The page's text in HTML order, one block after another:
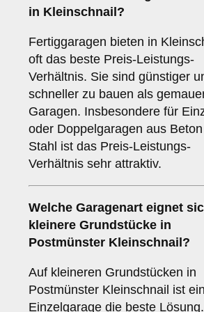
in Kleinschnail?
Fertiggaragen bieten in
oft das beste Preis-Leistungs-
Verhältnis. Sie sind günstiger
schneller zu bauen als
Garagen. Insbesondere für
oder Doppelgaragen aus
Stahl ist das Preis-Leistungs-
Verhältnis sehr attraktiv.
Welche Garagenart eignet
kleinere Grundstücke in
Postmünster Kleinschnail?
Auf kleineren Grundstücken in
Postmünster Kleinschnail ist
Einzelgarage die beste